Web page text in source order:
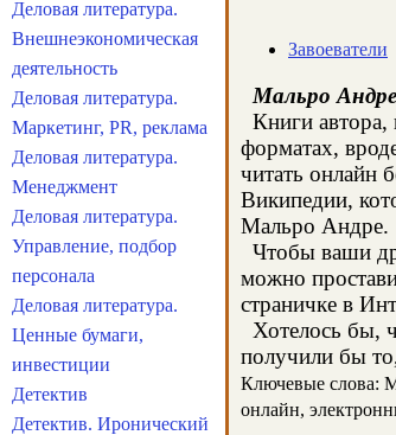
Завоеватели
Мальро Андре
Книги автора,
форматах,
читать онлайн
Википедии,
Мальро Андре.
Чтобы ваши
можно
страничке в
Хотелось бы,
получили бы
Ключевые слова:
онлайн,
Деловая литература.
Внешнеэкономическая
деятельность
Деловая литература.
Маркетинг, PR, реклама
Деловая литература.
Менеджмент
Деловая литература.
Управление, подбор
персонала
Деловая литература.
Ценные бумаги,
инвестиции
Детектив
Детектив. Иронический